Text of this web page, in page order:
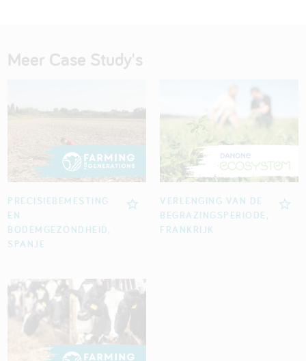
Meer Case Study's
PRECISIEBEMESTING
EN
BODEMGEZONDHEID,
SPANJE
VERLENGING VAN DE
BEGRAZINGSPERIODE,
FRANKRIJK